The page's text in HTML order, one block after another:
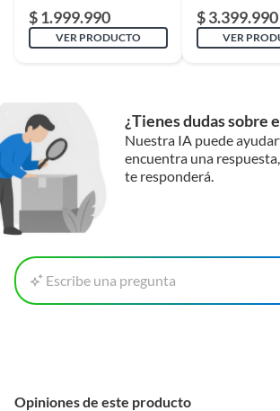
$ 1.999.990
VER PRODUCTO
$ 3.399.990
VER
¿Tienes dudas sobre
Nuestra IA puede
encuentra una
te responderá.
Escribe una pregunta
Opiniones de este producto